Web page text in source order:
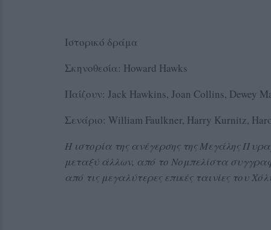
Ιστορικό δράμα
Σκηνοθεσία: Howard Hawks
Παίζουν: Jack Hawkins, Joan Collins, Dewey
Σενάριο: William Faulkner, Harry Kurnitz,
Η ιστορία της ανέγερσης της Μεγάλης
μεταξύ άλλων, από το Νομπελίστα
από τις μεγαλύτερες επικές ταινίες του